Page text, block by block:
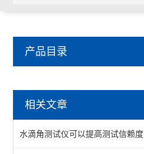
产品目录
恒温恒湿试验机
温湿度交变湿热试验箱
相关文章
水滴角测试仪可以提高测试信赖度